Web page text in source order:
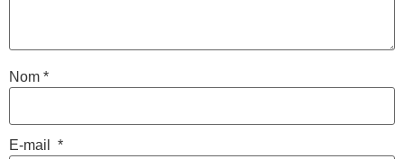
Nom *
E-mail *